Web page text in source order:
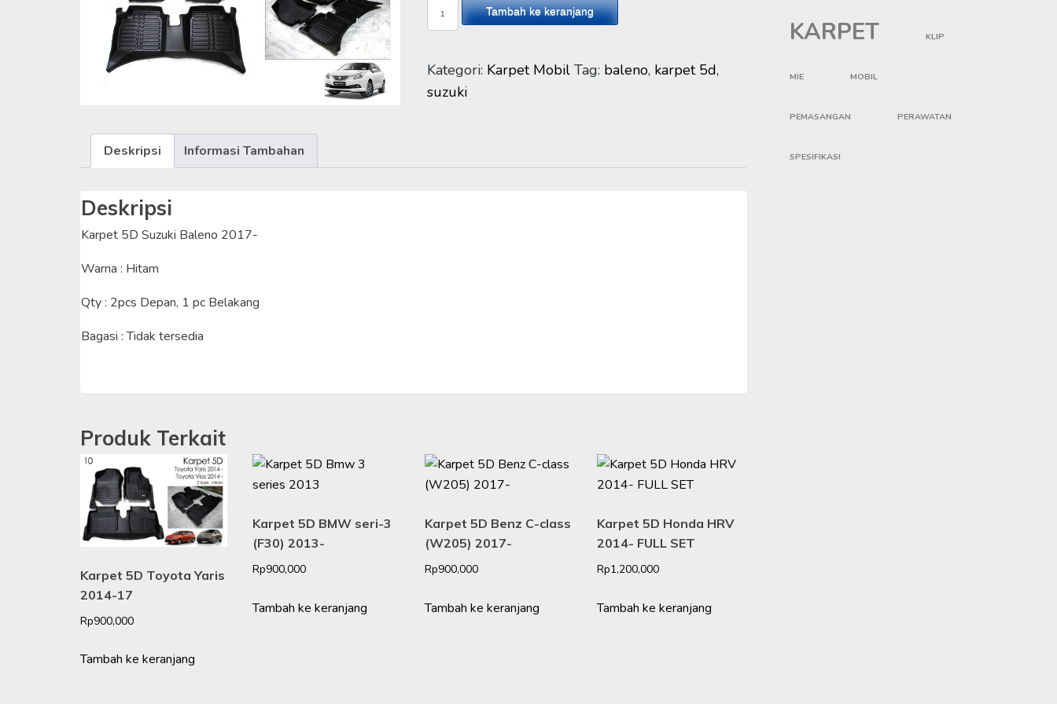
Kuantitas
Karpet
Suzuki
Baleno
Tambah ke keranjang
Kategori: Karpet Mobil Tag: baleno, karpet 5d,
suzuki
Deskripsi Informasi Tambahan
Deskripsi
Karpet 5D Suzuki Baleno 2017-
Warna : Hitam
Qty : 2pcs Depan, 1 pc Belakang
Bagasi : Tidak tersedia
Produk Terkait
Karpet 5D Toyota Yaris
2014-17
Rp900,000
Tambah ke keranjang
Karpet 5D BMW seri-3
(F30) 2013-
Rp900,000
Tambah ke keranjang
Karpet 5D Benz C-class
(W205) 2017-
Rp900,000
Tambah ke keranjang
Karpet 5D Honda HRV
2014- FULL SET
Rp1,200,000
Tambah ke keranjang
KARPET KLIP
MIE MOBIL
PEMASANGAN PERAWATAN
SPESIFIKASI